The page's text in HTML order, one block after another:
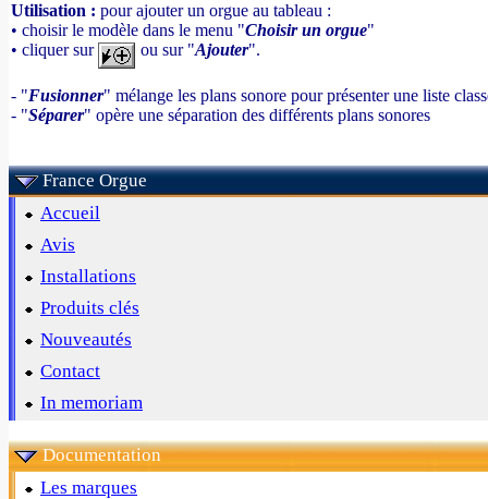
Utilisation : pour ajouter un orgue au tableau :
• choisir le modèle dans le menu "Choisir un orgue"
• cliquer sur
ou sur "Ajouter".
- "Fusionner" mélange les plans sonore pour présenter une liste
- "Séparer" opère une séparation des différents plans sonores
France Orgue
Accueil
Avis
Installations
Produits clés
Nouveautés
Contact
In memoriam
Documentation
Les marques